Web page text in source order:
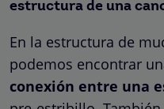
estructura de una
En la estructura de
podemos encontrar
conexión entre una